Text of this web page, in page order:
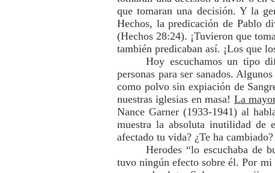
que tomaran una decisión. Y la
Hechos, la predicación de Pablo
(Hechos 28:24). ¡Tuvieron que
también predicaban así. ¡Los que
Hoy escuchamos un tipo
personas para ser sanados.
como polvo sin expiación de
nuestras iglesias en masa! La
Nance Garner (1933-1941) al
muestra la absoluta inutilidad de
afectado tu vida? ¿Te ha cambiado?
Herodes “lo escuchaba de
tuvo ningún efecto sobre él. Por mi